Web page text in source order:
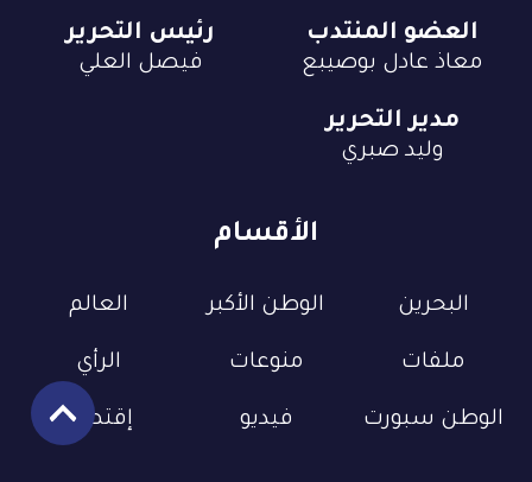
الأقسام
البحرين الوطن الأكبر العالم
ملفات منوعات الرأي
الوطن سبورت فيديو إقتصاد
العضو المنتدب
معاذ عادل بوصيبع
رئيس التحرير
فيصل العلي
مدير التحرير
وليد صبري